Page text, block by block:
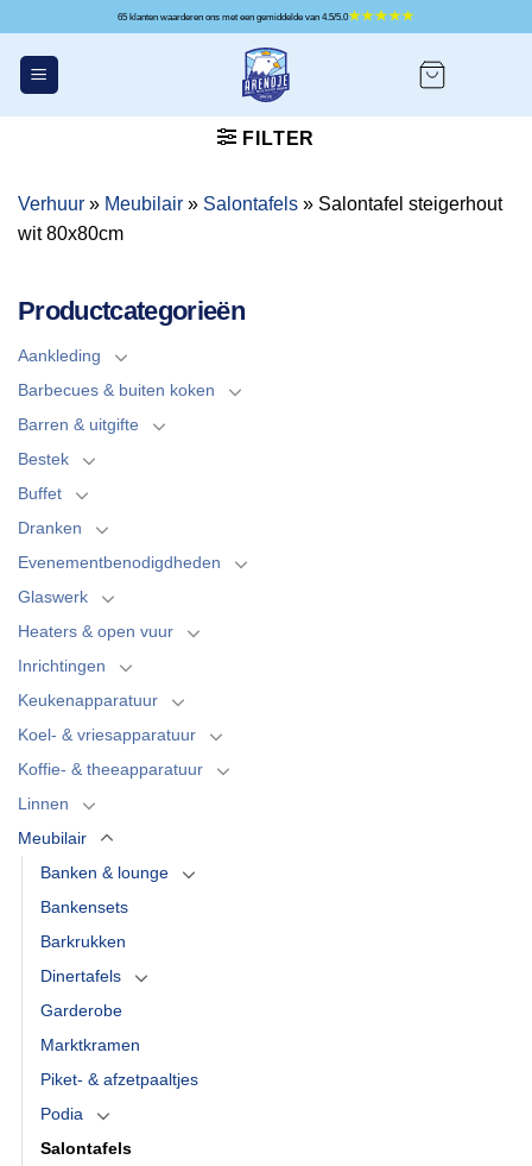
inhoud
65 klanten waarderen ons met een gemiddelde van 4.5/5.0
FILTER
Verhuur » Meubilair » Salontafels » Salontafel steigerhout
wit 80x80cm
Productcategorieën
Aankleding
Barbecues & buiten koken
Barren & uitgifte
Bestek
Buffet
Dranken
Evenementbenodigdheden
Glaswerk
Heaters & open vuur
Inrichtingen
Keukenapparatuur
Koel- & vriesapparatuur
Koffie- & theeapparatuur
Linnen
Meubilair
Banken & lounge
Bankensets
Barkrukken
Dinertafels
Garderobe
Marktkramen
Piket- & afzetpaaltjes
Podia
Salontafels